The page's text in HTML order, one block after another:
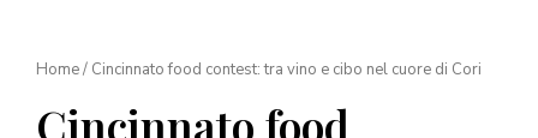
Home/ Cincinnato food contest: tra vino e cibo nel cuore di Cori
Cincinnato food